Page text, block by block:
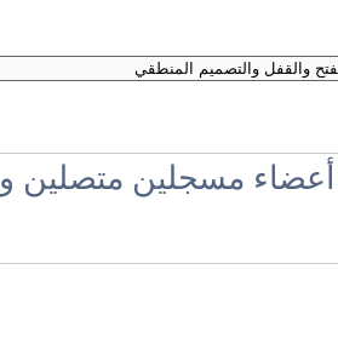
متصلين و 2 زائر/زوار